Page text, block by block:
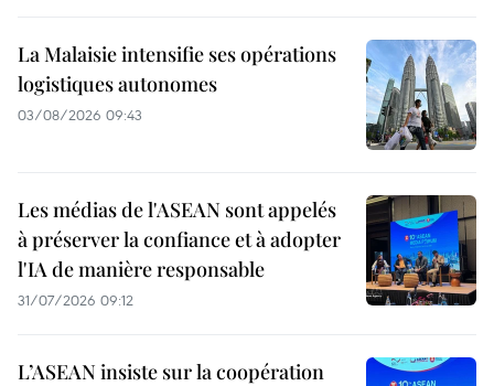
La Malaisie intensifie ses opérations
logistiques autonomes
03/08/2026 09:43
Les médias de l'ASEAN sont appelés
à préserver la confiance et à adopter
l'IA de manière responsable
31/07/2026 09:12
L’ASEAN insiste sur la coopération